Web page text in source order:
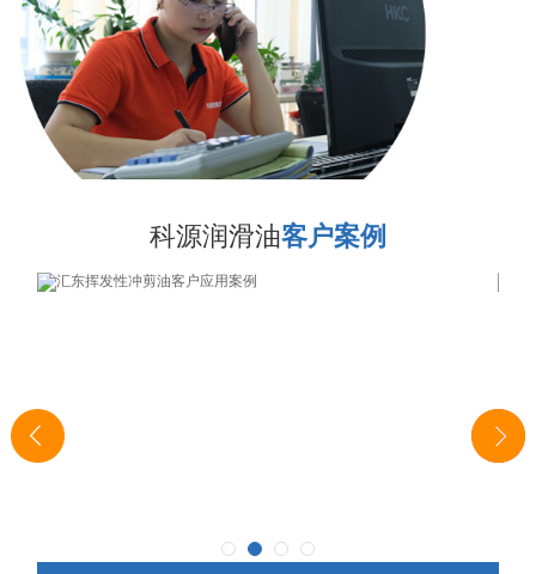
科源润滑油客户案例